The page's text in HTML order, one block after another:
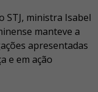
STJ, ministra Isabel
manteve a
apresentadas
e em ação